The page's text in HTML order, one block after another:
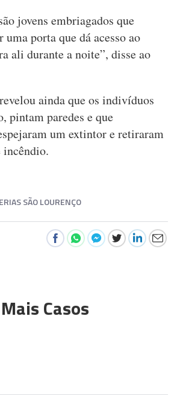
jovens embriagados que
uma porta que dá acesso ao
ali durante a noite”, disse ao
ainda que os indivíduos
pintam paredes e que
um extintor e retiraram
incêndio.
SÃO LOURENÇO
Mais Casos